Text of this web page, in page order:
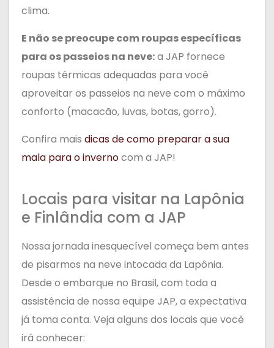
clima.
E não se preocupe com roupas específicas
para os passeios na neve:a JAP fornece
roupas térmicas adequadas para você
aproveitar os passeios na neve com o máximo
conforto (macacão, luvas, botas, gorro).
Confira mais dicas de como preparar a sua
mala para o invernocom a JAP!
Locais para visitar na Lapônia
e Finlândia com a JAP
Nossa jornada inesquecível começa bem antes
de pisarmos na neve intocada da Lapônia.
Desde o embarque no Brasil, com toda a
assistência de nossa equipe JAP, a expectativa
já toma conta. Veja alguns dos locais que você
irá conhecer: